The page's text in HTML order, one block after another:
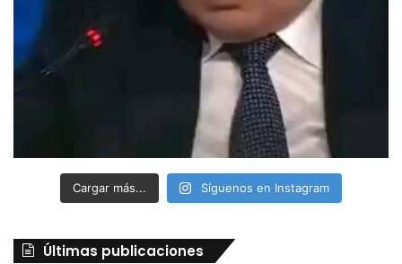
Cargar más... Síguenos en Instagram
Últimas publicaciones